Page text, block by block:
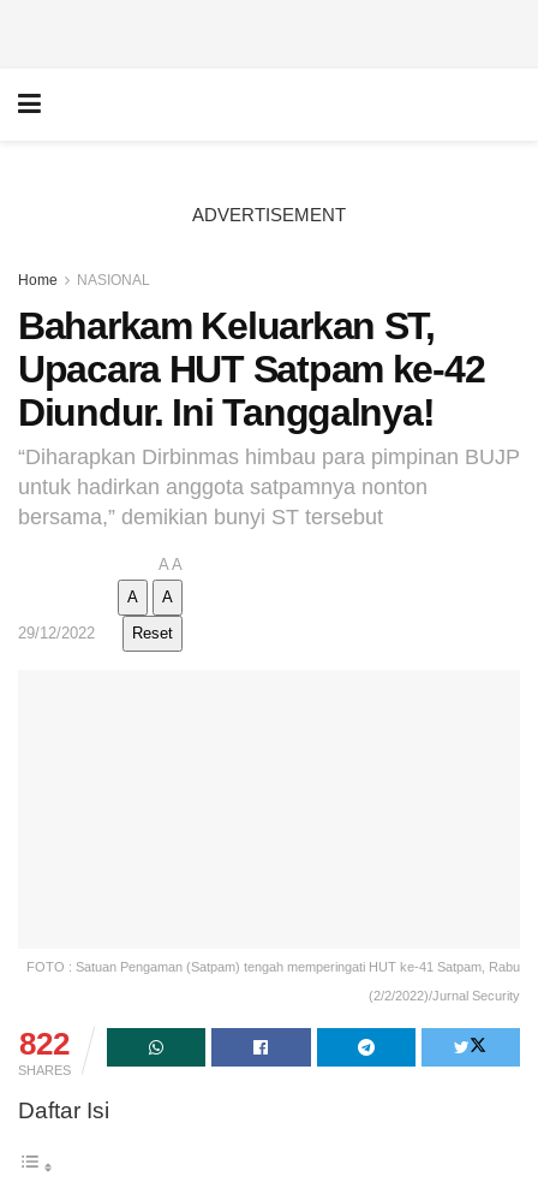
ADVERTISEMENT
Home NASIONAL
Baharkam Keluarkan ST,
Upacara HUT Satpam ke-42
Diundur. Ini Tanggalnya!
“Diharapkan Dirbinmas himbau para pimpinan BUJP
untuk hadirkan anggota satpamnya nonton
bersama,” demikian bunyi ST tersebut
29/12/2022
A A
A
A
Reset
FOTO : Satuan Pengaman (Satpam) tengah memperingati HUT ke-41 Satpam, Rabu
(2/2/2022)/Jurnal Security
822
SHARES
Daftar Isi